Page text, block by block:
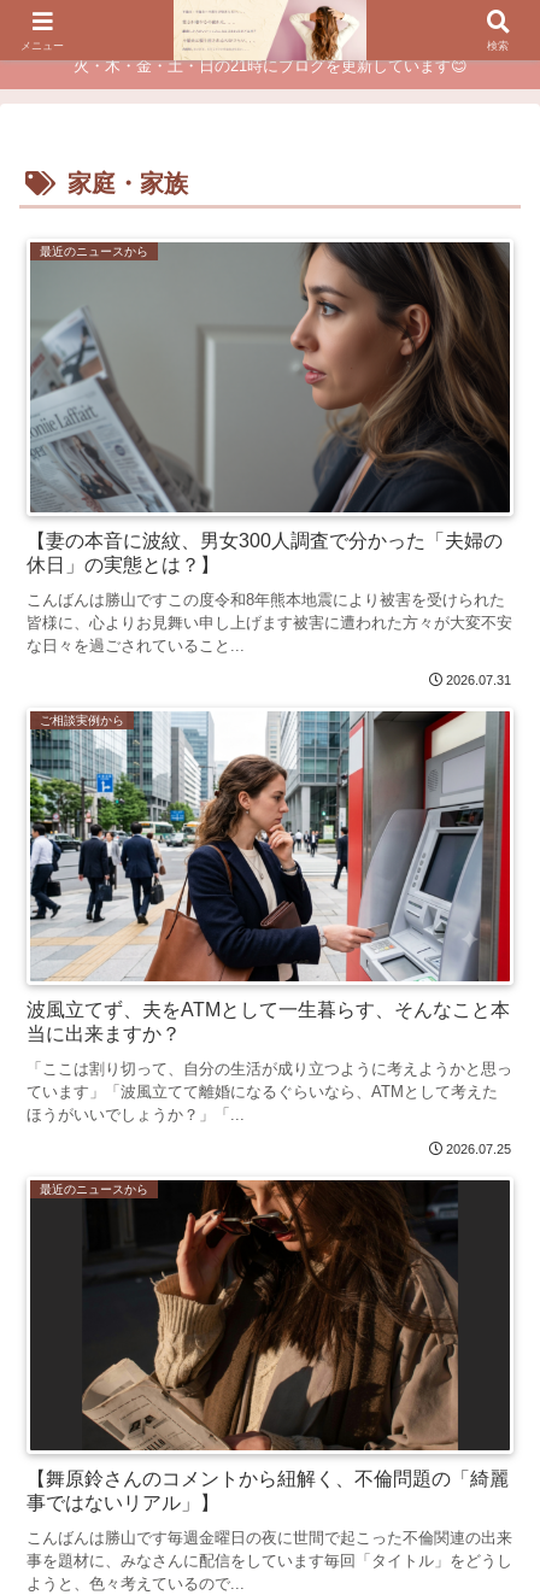
夫に不倫されたつらい経験が、あなたのチャンスに変わるカウンセリング
火・木・金・土・日の21時にブログを更新しています😊
家庭・家族
最近のニュースから
【妻の本音に波紋、男女300人調査で分かった「夫婦の
休日」の実態とは？】
こんばんは勝山ですこの度令和8年熊本地震により被害を受けられた
皆様に、心よりお見舞い申し上げます被害に遭われた方々が大変不安
な日々を過ごされていること...
2026.07.31
ご相談実例から
波風立てず、夫をATMとして一生暮らす、そんなこと本
当に出来ますか？
「ここは割り切って、自分の生活が成り立つように考えようかと思っ
ています」「波風立てて離婚になるぐらいなら、ATMとして考えた
ほうがいいでしょうか？」「...
2026.07.25
最近のニュースから
【舞原鈴さんのコメントから紐解く、不倫問題の「綺麗
事ではないリアル」】
こんばんは勝山です毎週金曜日の夜に世間で起こった不倫関連の出来
事を題材に、みなさんに配信をしています毎回「タイトル」をどうし
ようと、色々考えているので...
メニュー 検索